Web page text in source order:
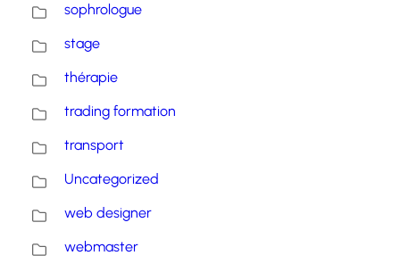
sophrologue
stage
thérapie
trading formation
transport
Uncategorized
web designer
webmaster